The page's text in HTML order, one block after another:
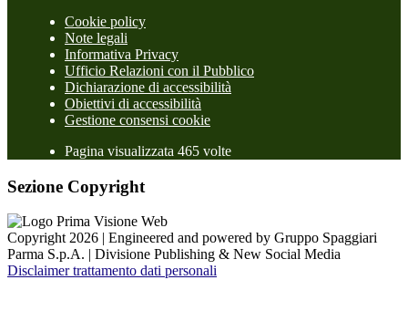
Cookie policy
Note legali
Informativa Privacy
Ufficio Relazioni con il Pubblico
Dichiarazione di accessibilità
Obiettivi di accessibilità
Gestione consensi cookie
Pagina visualizzata 465 volte
Sezione Copyright
Copyright 2026 | Engineered and powered by Gruppo Spaggiari
Parma S.p.A. | Divisione Publishing & New Social Media
Disclaimer trattamento dati personali